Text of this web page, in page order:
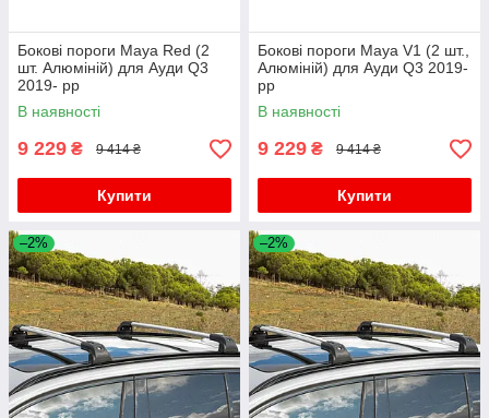
Бокові пороги Maya Red (2
шт. Алюміній) для Ауди Q3
2019- рр
В наявності
9 229 ₴ 9 414 ₴
Купити
Бокові пороги Maya V1 (2 шт.,
Алюміній) для Ауди Q3 2019-
рр
В наявності
9 229 ₴ 9 414 ₴
Купити
–2% –2%